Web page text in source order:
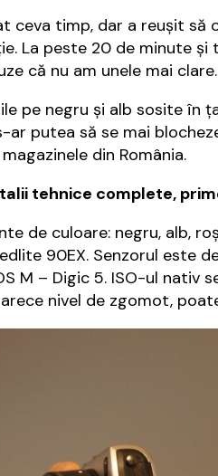
ceva timp, dar a reușit să
La peste 20 de minute
că nu am unele mai
pe negru și alb sosite
ar putea să se mai
din România.
tehnice complete,
de culoare: negru, alb,
90EX. Senzorul este
M – Digic 5. ISO-ul nativ
nivel de zgomot,